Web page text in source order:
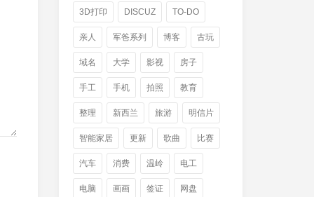
3D打印 DISCUZ TO-DO
亲人 军爸系列 博客 古玩
域名 大学 影视 房子
手工 手机 拍照 教育
整理 新西兰 旅游 明信片
智能家居 更新 歌曲 比赛
汽车 消费 温岭 电工
电脑 画画 签证 网盘